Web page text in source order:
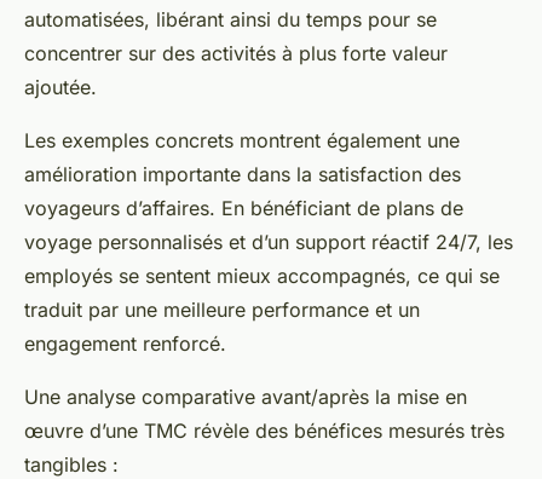
automatisées, libérant ainsi du temps pour se
concentrer sur des activités à plus forte valeur
ajoutée.
Les exemples concrets montrent également une
amélioration importante dans la satisfaction des
voyageurs d’affaires. En bénéficiant de plans de
voyage personnalisés et d’un support réactif 24/7, les
employés se sentent mieux accompagnés, ce qui se
traduit par une meilleure performance et un
engagement renforcé.
Une analyse comparative avant/après la mise en
œuvre d’une TMC révèle des bénéfices mesurés très
tangibles :